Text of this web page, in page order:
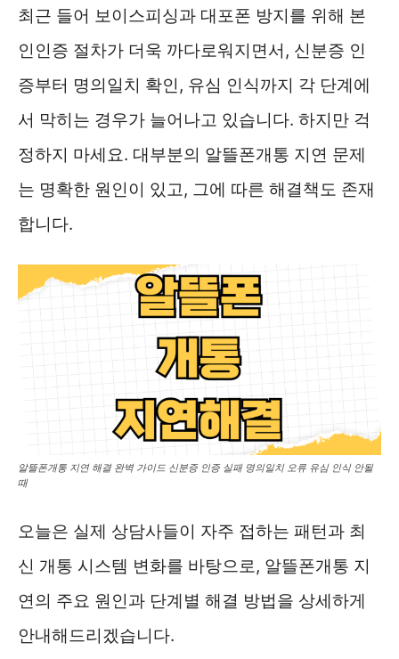
최근 들어 보이스피싱과 대포폰 방지를 위해 본
인인증 절차가 더욱 까다로워지면서, 신분증 인
증부터 명의일치 확인, 유심 인식까지 각 단계에
서 막히는 경우가 늘어나고 있습니다. 하지만 걱
정하지 마세요. 대부분의 알뜰폰개통 지연 문제
는 명확한 원인이 있고, 그에 따른 해결책도 존재
합니다.
알뜰폰개통 지연 해결 완벽 가이드 신분증 인증 실패 명의일치 오류 유심 인식 안될
때
오늘은 실제 상담사들이 자주 접하는 패턴과 최
신 개통 시스템 변화를 바탕으로, 알뜰폰개통 지
연의 주요 원인과 단계별 해결 방법을 상세하게
안내해드리겠습니다.